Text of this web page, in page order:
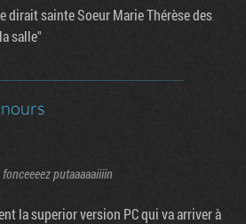
dirait sainte Soeur Marie Thérèse des
salle"
putaaaaaiiiin
la superior version PC qui va arriver à